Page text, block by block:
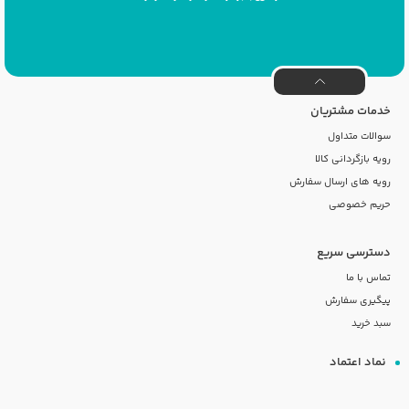
خدمات مشتریان
سوالات متداول
رویه بازگردانی کالا
رویه های ارسال سفارش
حریم خصوصی
دسترسی سریع
تماس با ما
پیگیری سفارش
سبد خرید
نماد اعتماد